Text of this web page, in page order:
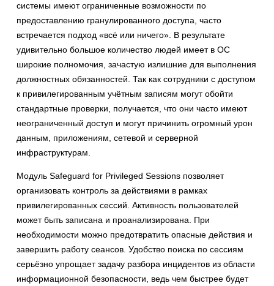
системы имеют ограниченные возможности по
предоставлению гранулированного доступа, часто
встречается подход «всё или ничего». В результате
удивительно большое количество людей имеет в ОС
широкие полномочия, зачастую излишние для выполнения
должностных обязанностей. Так как сотрудники с доступом
к привилегированным учётным записям могут обойти
стандартные проверки, получается, что они часто имеют
неограниченный доступ и могут причинить огромный урон
данным, приложениям, сетевой и серверной
инфраструктурам.
Модуль Safeguard for Privileged Sessions позволяет
организовать контроль за действиями в рамках
привилегированных сессий. Активность пользователей
может быть записана и проанализирована. При
необходимости можно предотвратить опасные действия и
завершить работу сеансов. Удобство поиска по сессиям
серьёзно упрощает задачу разбора инцидентов из области
информационной безопасности, ведь чем быстрее будет